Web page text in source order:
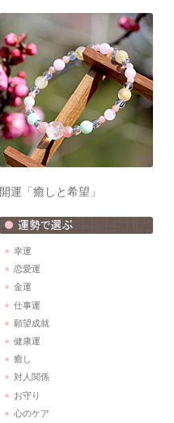
開運「癒しと希望」
幸運
恋愛運
金運
仕事運
願望成就
健康運
癒し
対人関係
お守り
心のケア